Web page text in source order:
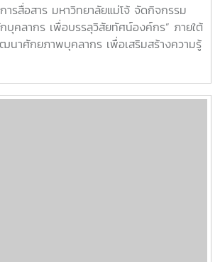
ารสื่อสาร มหาวิทยาลัยแม่โจ้ จัดกิจกรรม
บุคลากร เพื่อบรรลุวิสัยทัศน์องค์กร” ภายใต้
นาศักยภาพบุคลากร เพื่อเสริมสร้างความรู้
บุคลากรให้สอดคล้องกับวิสัยทัศน์ พันธกิจ
าคณะ ตลอดจนยกระดับศักยภาพการปฏิบัติ